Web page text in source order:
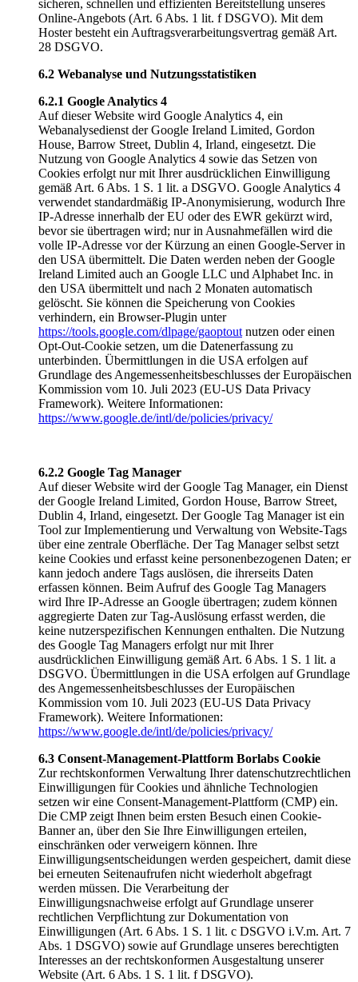
sicheren, schnellen und effizienten Bereitstellung unseres
Online-Angebots (Art. 6 Abs. 1 lit. f DSGVO). Mit dem
Hoster besteht ein Auftragsverarbeitungsvertrag gemäß Art.
28 DSGVO.
6.2 Webanalyse und Nutzungsstatistiken
6.2.1 Google Analytics 4
Auf dieser Website wird Google Analytics 4, ein
Webanalysedienst der Google Ireland Limited, Gordon
House, Barrow Street, Dublin 4, Irland, eingesetzt. Die
Nutzung von Google Analytics 4 sowie das Setzen von
Cookies erfolgt nur mit Ihrer ausdrücklichen Einwilligung
gemäß Art. 6 Abs. 1 S. 1 lit. a DSGVO. Google Analytics 4
verwendet standardmäßig IP-Anonymisierung, wodurch Ihre
IP-Adresse innerhalb der EU oder des EWR gekürzt wird,
bevor sie übertragen wird; nur in Ausnahmefällen wird die
volle IP-Adresse vor der Kürzung an einen Google-Server in
den USA übermittelt. Die Daten werden neben der Google
Ireland Limited auch an Google LLC und Alphabet Inc. in
den USA übermittelt und nach 2 Monaten automatisch
gelöscht. Sie können die Speicherung von Cookies
verhindern, ein Browser-Plugin unter
https://tools.google.com/dlpage/gaoptout nutzen oder einen
Opt-Out-Cookie setzen, um die Datenerfassung zu
unterbinden. Übermittlungen in die USA erfolgen auf
Grundlage des Angemessenheitsbeschlusses der Europäischen
Kommission vom 10. Juli 2023 (EU-US Data Privacy
Framework). Weitere Informationen:
https://www.google.de/intl/de/policies/privacy/
6.2.2 Google Tag Manager
Auf dieser Website wird der Google Tag Manager, ein Dienst
der Google Ireland Limited, Gordon House, Barrow Street,
Dublin 4, Irland, eingesetzt. Der Google Tag Manager ist ein
Tool zur Implementierung und Verwaltung von Website-Tags
über eine zentrale Oberfläche. Der Tag Manager selbst setzt
keine Cookies und erfasst keine personenbezogenen Daten; er
kann jedoch andere Tags auslösen, die ihrerseits Daten
erfassen können. Beim Aufruf des Google Tag Managers
wird Ihre IP-Adresse an Google übertragen; zudem können
aggregierte Daten zur Tag-Auslösung erfasst werden, die
keine nutzerspezifischen Kennungen enthalten. Die Nutzung
des Google Tag Managers erfolgt nur mit Ihrer
ausdrücklichen Einwilligung gemäß Art. 6 Abs. 1 S. 1 lit. a
DSGVO. Übermittlungen in die USA erfolgen auf Grundlage
des Angemessenheitsbeschlusses der Europäischen
Kommission vom 10. Juli 2023 (EU-US Data Privacy
Framework). Weitere Informationen:
https://www.google.de/intl/de/policies/privacy/
6.3 Consent-Management-Plattform Borlabs Cookie
Zur rechtskonformen Verwaltung Ihrer datenschutzrechtlichen
Einwilligungen für Cookies und ähnliche Technologien
setzen wir eine Consent-Management-Plattform (CMP) ein.
Die CMP zeigt Ihnen beim ersten Besuch einen Cookie-
Banner an, über den Sie Ihre Einwilligungen erteilen,
einschränken oder verweigern können. Ihre
Einwilligungsentscheidungen werden gespeichert, damit diese
bei erneuten Seitenaufrufen nicht wiederholt abgefragt
werden müssen. Die Verarbeitung der
Einwilligungsnachweise erfolgt auf Grundlage unserer
rechtlichen Verpflichtung zur Dokumentation von
Einwilligungen (Art. 6 Abs. 1 S. 1 lit. c DSGVO i.V.m. Art. 7
Abs. 1 DSGVO) sowie auf Grundlage unseres berechtigten
Interesses an der rechtskonformen Ausgestaltung unserer
Website (Art. 6 Abs. 1 S. 1 lit. f DSGVO).